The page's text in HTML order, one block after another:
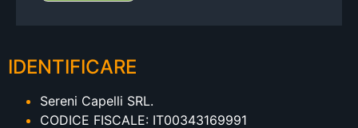
IDENTIFICARE
Sereni Capelli SRL.
CODICE FISCALE: IT00343169991